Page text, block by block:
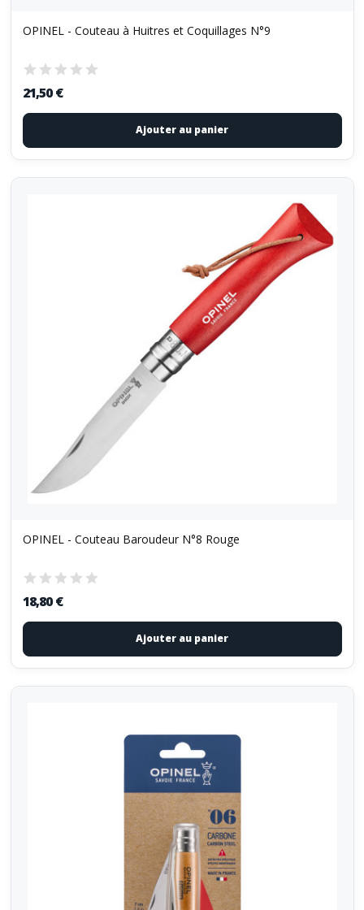
OPINEL - Couteau à Huitres et Coquillages N°9
21,50 €
Ajouter au panier
OPINEL - Couteau Baroudeur N°8 Rouge
18,80 €
Ajouter au panier